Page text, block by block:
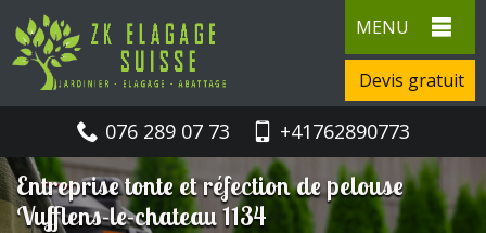
MENU
Devis gratuit
076 289 07 73 +41762890773
Entreprise tonte et réfection de pelouse
Vufflens-le-chateau 1134